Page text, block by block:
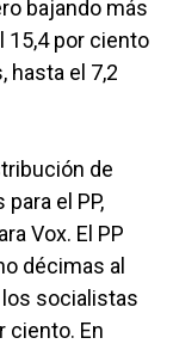
bajando más
15,4 por ciento
hasta el 7,2
de
el PP,
Vox. El PP
décimas al
socialistas
ciento. En